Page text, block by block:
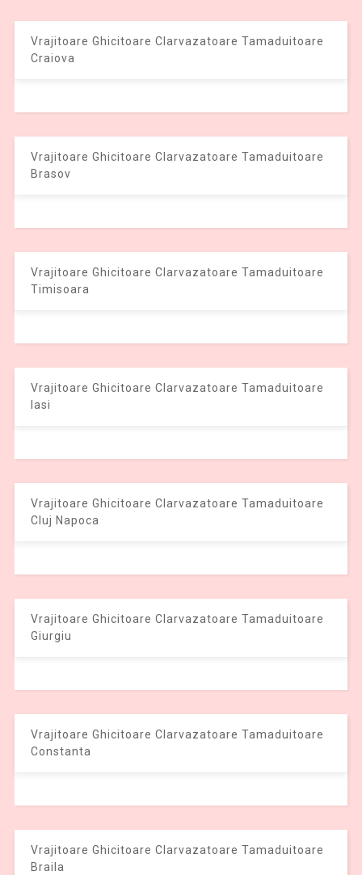
Vrajitoare Ghicitoare Clarvazatoare Tamaduitoare
Craiova
Vrajitoare Ghicitoare Clarvazatoare Tamaduitoare
Brasov
Vrajitoare Ghicitoare Clarvazatoare Tamaduitoare
Timisoara
Vrajitoare Ghicitoare Clarvazatoare Tamaduitoare
Iasi
Vrajitoare Ghicitoare Clarvazatoare Tamaduitoare
Cluj Napoca
Vrajitoare Ghicitoare Clarvazatoare Tamaduitoare
Giurgiu
Vrajitoare Ghicitoare Clarvazatoare Tamaduitoare
Constanta
Vrajitoare Ghicitoare Clarvazatoare Tamaduitoare
Braila